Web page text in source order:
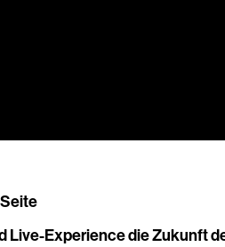
Live-Experience die Zukunft